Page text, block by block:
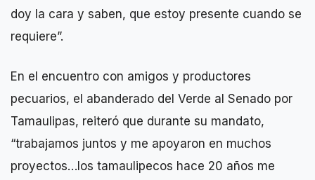
doy la cara y saben, que estoy presente cuando se
requiere”.
En el encuentro con amigos y productores
pecuarios, el abanderado del Verde al Senado por
Tamaulipas, reiteró que durante su mandato,
“trabajamos juntos y me apoyaron en muchos
proyectos…los tamaulipecos hace 20 años me